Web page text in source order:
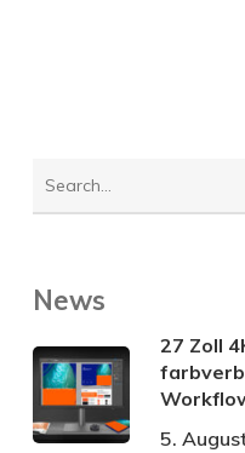
News
27 Zoll
5.